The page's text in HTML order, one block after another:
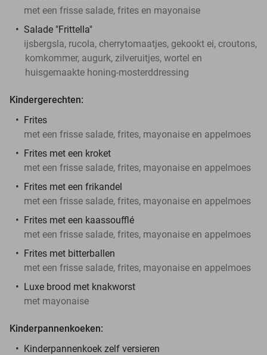
met een frisse salade, frites en mayonaise
Salade "Frittella"
ijsbergsla, rucola, cherrytomaatjes, gekookt ei, croutons,
komkommer, augurk, zilveruitjes, wortel en
huisgemaakte honing-mosterddressing
Kindergerechten:
Frites
met een frisse salade, frites, mayonaise en appelmoes
Frites met een kroket
met een frisse salade, frites, mayonaise en appelmoes
Frites met een frikandel
met een frisse salade, frites, mayonaise en appelmoes
Frites met een kaassoufflé
met een frisse salade, frites, mayonaise en appelmoes
Frites met bitterballen
met een frisse salade, frites, mayonaise en appelmoes
Luxe brood met knakworst
met mayonaise
Kinderpannenkoeken:
Kinderpannenkoek zelf versieren